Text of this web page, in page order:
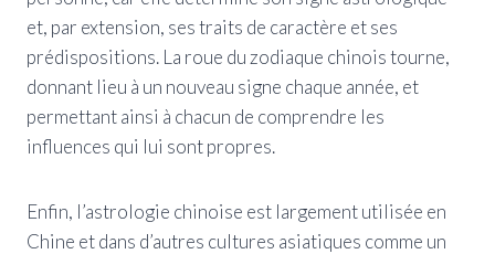
et, par extension, ses traits de caractère et ses
prédispositions. La roue du zodiaque chinois tourne,
donnant lieu à un nouveau signe chaque année, et
permettant ainsi à chacun de comprendre les
influences qui lui sont propres.
Enfin, l’astrologie chinoise est largement utilisée en
Chine et dans d’autres cultures asiatiques comme un